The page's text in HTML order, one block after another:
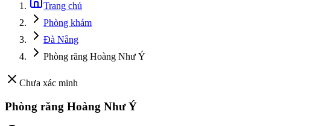
Trang chủ
Phòng khám
Đà Nẵng
Phòng răng Hoàng Như Ý
Chưa xác minh
Phòng răng Hoàng Như Ý